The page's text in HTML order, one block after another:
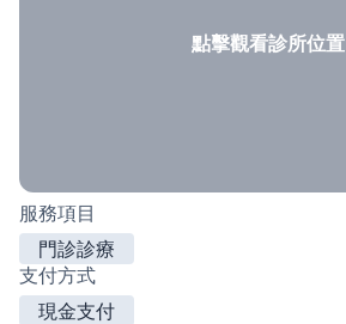
點擊觀看診所位置
服務項目
門診診療
支付方式
現金支付